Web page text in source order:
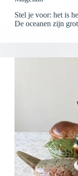
Stel je voor: het is
De oceanen zijn